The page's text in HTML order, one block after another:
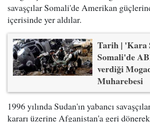
savaşçılar Somali'de Amerikan
içerisinde yer aldılar.
Tarih | 'Kara
Somali'de
verdiği
Muharebesi
1996 yılında Sudan'ın yabancı
kararı üzerine Afganistan'a geri